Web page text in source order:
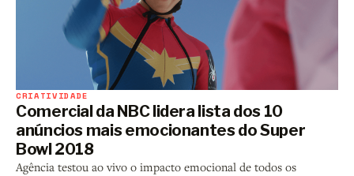
CRIATIVIDADE
Comercial da NBC lidera lista dos 10
anúncios mais emocionantes do Super
Bowl 2018
Agência testou ao vivo o impacto emocional de todos os